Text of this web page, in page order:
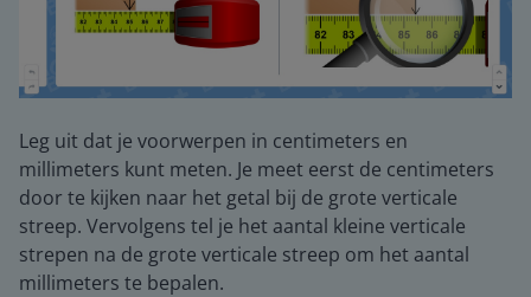
Leg uit dat je voorwerpen in centimeters en
millimeters kunt meten. Je meet eerst de centimeters
door te kijken naar het getal bij de grote verticale
streep. Vervolgens tel je het aantal kleine verticale
strepen na de grote verticale streep om het aantal
millimeters te bepalen.